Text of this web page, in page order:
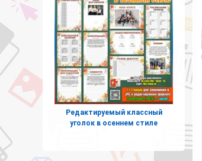
Редактируемый классный
уголок в осеннем стиле